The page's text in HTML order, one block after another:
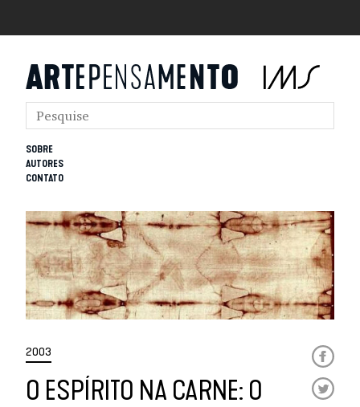
SOBRE
AUTORES
CONTATO
2003
O ESPÍRITO NA CARNE: O